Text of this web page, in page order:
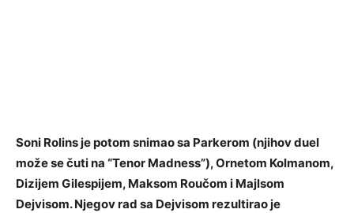
Soni Rolins je potom snimao sa Parkerom (njihov duel
može se čuti na “Tenor Madness”), Ornetom Kolmanom,
Dizijem Gilespijem, Maksom Roučom i Majlsom
Dejvisom. Njegov rad sa Dejvisom rezultirao je